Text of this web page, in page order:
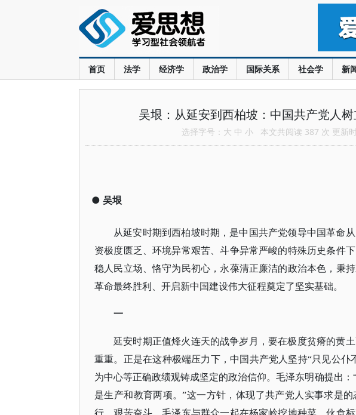
首页 法学 经济学 政治学 国际关系 社会学 新
吴垠：从延安到西柏坡：中国共产党人
选择字号： 大 中 小 本文共阅读 387 次 更新
● 吴垠
从延安时期到西柏坡时期，是中国共产党领导中国革命
资极度匮乏、环境异常艰苦、斗争异常严峻的特殊历史条件
稳人民立场、恪守为民初心，永葆清正廉洁的政治本色，秉
革命最终胜利、开启新中国建设伟大征程奠定了坚实基础。
一
延安时期正值烽火连天的战争岁月，要在极度贫瘠的黄
重重。正是在这种极端压力下，中国共产党人坚持“只见公仆
为中心等正确政绩观铸成坚定的政治信仰。毛泽东明确提出
是生产和教育两项。”这一方针，体现了共产党人实事求是
行、艰苦奋斗。毛泽东与群众一起在杨家岭挖地种菜，伙食